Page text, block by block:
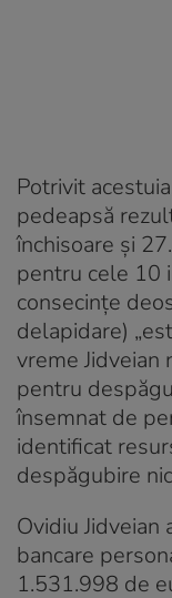
Potrivit
pedeapsă
închisoare şi
pentru cele 10
consecințe
delapidare)
vreme Jidveian
pentru
însemnat de
identificat
despăgubire
Ovidiu Jidveian
bancare
1.531.998 de